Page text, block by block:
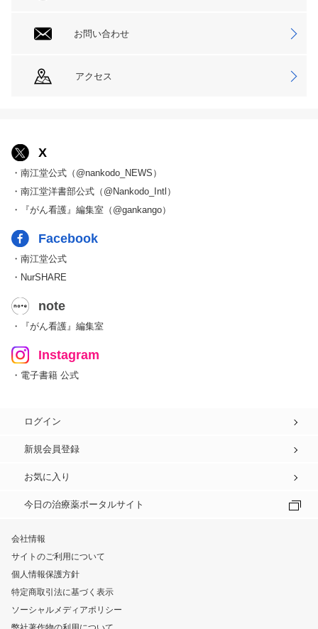
お問い合わせ
アクセス
X
・南江堂公式（@nankodo_NEWS）
・南江堂洋書部公式（@Nankodo_Intl）
・『がん看護』編集室（@gankango）
Facebook
・南江堂公式
・NurSHARE
note
・『がん看護』編集室
Instagram
・電子書籍 公式
ログイン
新規会員登録
お気に入り
今日の治療薬ポータルサイト
会社情報
サイトのご利用について
個人情報保護方針
特定商取引法に基づく表示
ソーシャルメディアポリシー